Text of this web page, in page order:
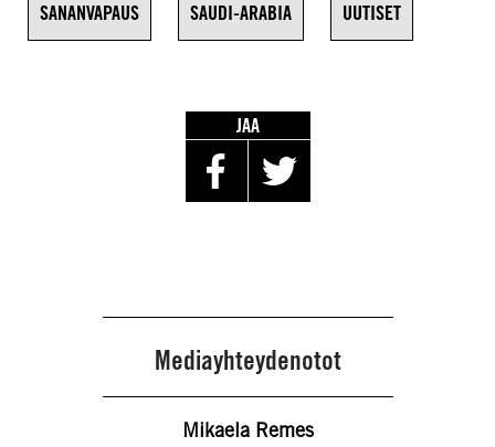
SANANVAPAUS SAUDI-ARABIA UUTISET
JAA
Mediayhteydenotot
Mikaela Remes